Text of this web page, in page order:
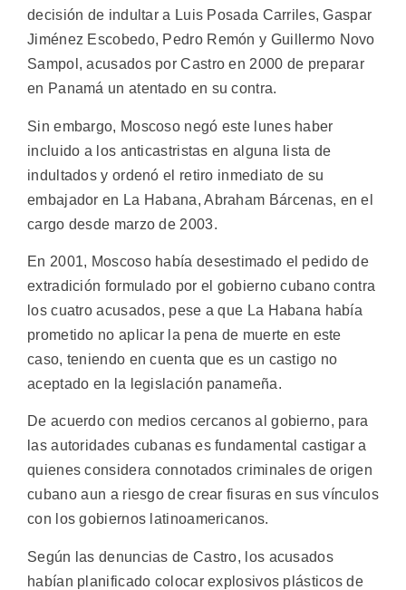
decisión de indultar a Luis Posada Carriles, Gaspar
Jiménez Escobedo, Pedro Remón y Guillermo Novo
Sampol, acusados por Castro en 2000 de preparar
en Panamá un atentado en su contra.
Sin embargo, Moscoso negó este lunes haber
incluido a los anticastristas en alguna lista de
indultados y ordenó el retiro inmediato de su
embajador en La Habana, Abraham Bárcenas, en el
cargo desde marzo de 2003.
En 2001, Moscoso había desestimado el pedido de
extradición formulado por el gobierno cubano contra
los cuatro acusados, pese a que La Habana había
prometido no aplicar la pena de muerte en este
caso, teniendo en cuenta que es un castigo no
aceptado en la legislación panameña.
De acuerdo con medios cercanos al gobierno, para
las autoridades cubanas es fundamental castigar a
quienes considera connotados criminales de origen
cubano aun a riesgo de crear fisuras en sus vínculos
con los gobiernos latinoamericanos.
Según las denuncias de Castro, los acusados
habían planificado colocar explosivos plásticos de